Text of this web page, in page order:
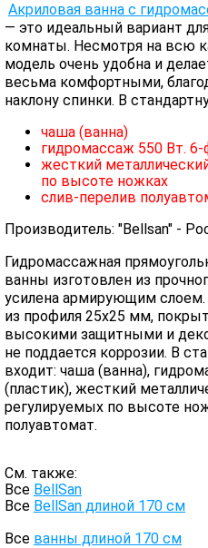
Акриловая ванна с
— это идеальный вариант
комнаты. Несмотря на всю
модель очень удобна и
весьма комфортными,
наклону спинки. В
чаша (ванна)
гидромассаж 550 Вт.
жесткий
по высоте ножках
слив-перелив
Производитель: "Bellsan" -
Гидромассажная
ванны изготовлен из
усилена армирующим слоем.
из профиля 25х25 мм,
высокими защитными и
не поддается коррозии. В
входит: чаша (ванна),
(пластик), жесткий
регулируемых по высоте
полуавтомат.
См. также:
Все BellSan
Все BellSan длиной 170 см
Все ванны длиной 170 см